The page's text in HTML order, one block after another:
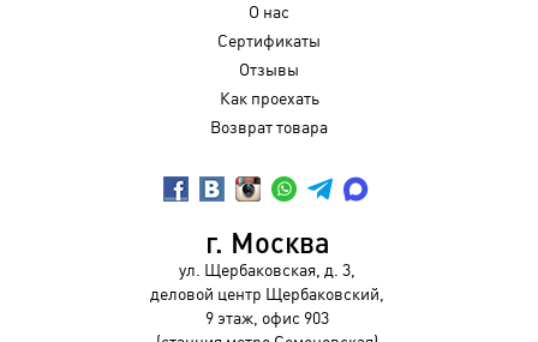
О нас
Сертификаты
Отзывы
Как проехать
Возврат товара
г. Москва
ул. Щербаковская, д. 3,
деловой центр Щербаковский,
9 этаж, офис 903